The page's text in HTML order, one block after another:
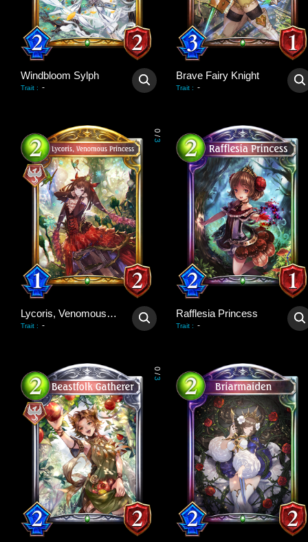
Windbloom Sylph
Trait : -
Brave Fairy Knight
Trait : -
0
/
3
Lycoris, Venomous Princess
Trait : -
Rafflesia Princess
Trait : -
0
/
3